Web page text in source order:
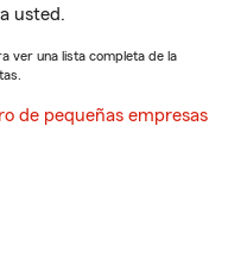
usted.
ver una lista completa de la
de pequeñas empresas